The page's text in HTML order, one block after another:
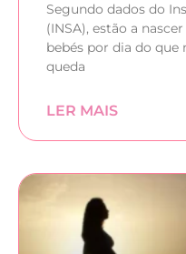
Segundo dados do
(INSA), estão a
bebés por dia do que
queda
LER MAIS